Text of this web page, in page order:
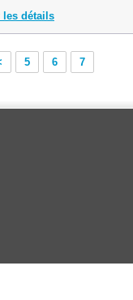
les détails
5 6 7